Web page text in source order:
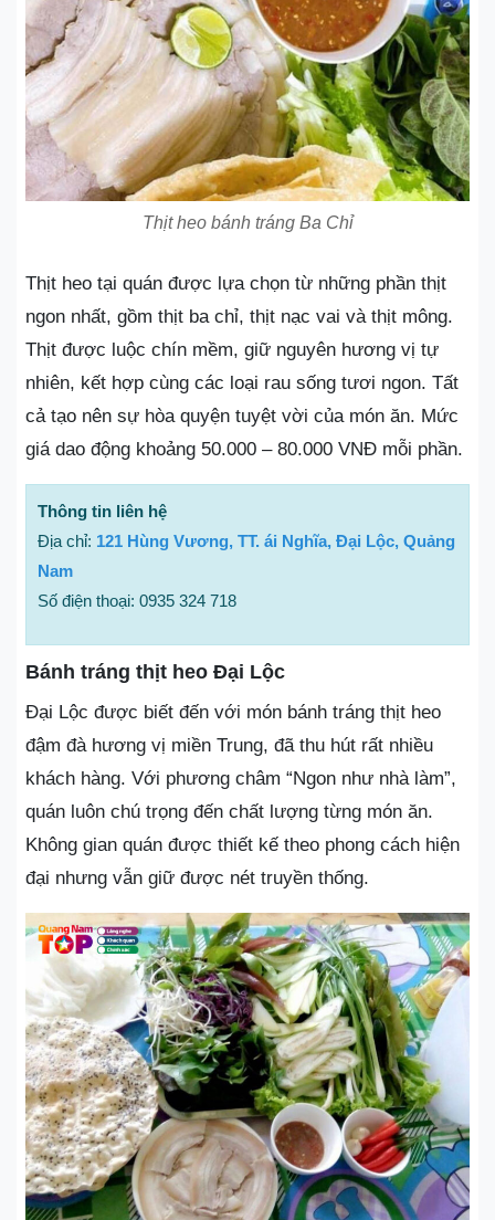
Thịt heo bánh tráng Ba Chỉ
Thịt heo tại quán được lựa chọn từ những phần thịt
ngon nhất, gồm thịt ba chỉ, thịt nạc vai và thịt mông.
Thịt được luộc chín mềm, giữ nguyên hương vị tự
nhiên, kết hợp cùng các loại rau sống tươi ngon. Tất
cả tạo nên sự hòa quyện tuyệt vời của món ăn. Mức
giá dao động khoảng 50.000 – 80.000 VNĐ mỗi phần.
Thông tin liên hệ
Địa chỉ: 121 Hùng Vương, TT. ái Nghĩa, Đại Lộc, Quảng
Nam
Số điện thoại: 0935 324 718
Bánh tráng thịt heo Đại Lộc
Đại Lộc được biết đến với món bánh tráng thịt heo
đậm đà hương vị miền Trung, đã thu hút rất nhiều
khách hàng. Với phương châm “Ngon như nhà làm”,
quán luôn chú trọng đến chất lượng từng món ăn.
Không gian quán được thiết kế theo phong cách hiện
đại nhưng vẫn giữ được nét truyền thống.